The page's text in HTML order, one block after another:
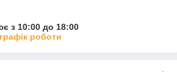
з 10:00 до 18:00
роботи